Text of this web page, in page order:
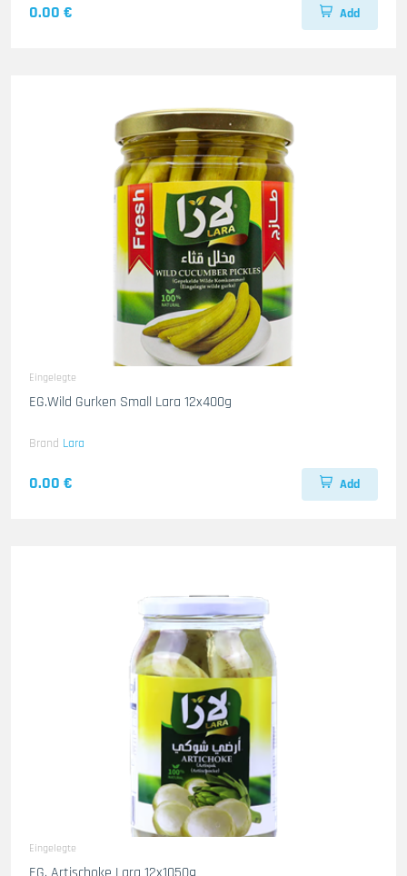
0.00 € Add
Eingelegte
EG.Wild Gurken Small Lara 12x400g
Brand Lara
0.00 € Add
Eingelegte